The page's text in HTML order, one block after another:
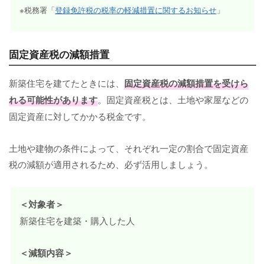
※税務署「登録免許税の税率の軽減措置に関するお知らせ」
固定資産税の減額措置
新築住宅を建てたときには、 固定資産税の減額措置を受けら
れる可能性があります。固定資産税とは、土地や家屋などの
固定資産に対してかかる税金です。
土地や建物の条件によって、それぞれ一定の割合で固定資産
税の減額が適用されるため、必ず活用しましょう。
＜対象者＞
新築住宅を建築・購入した人
＜減額内容＞